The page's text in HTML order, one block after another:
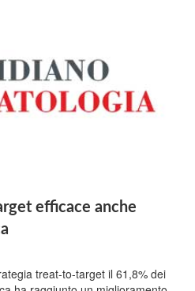
efficace anche
treat-to-target il 61,8% dei